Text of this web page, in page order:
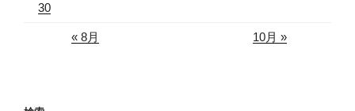
30
« 8月 10月 »